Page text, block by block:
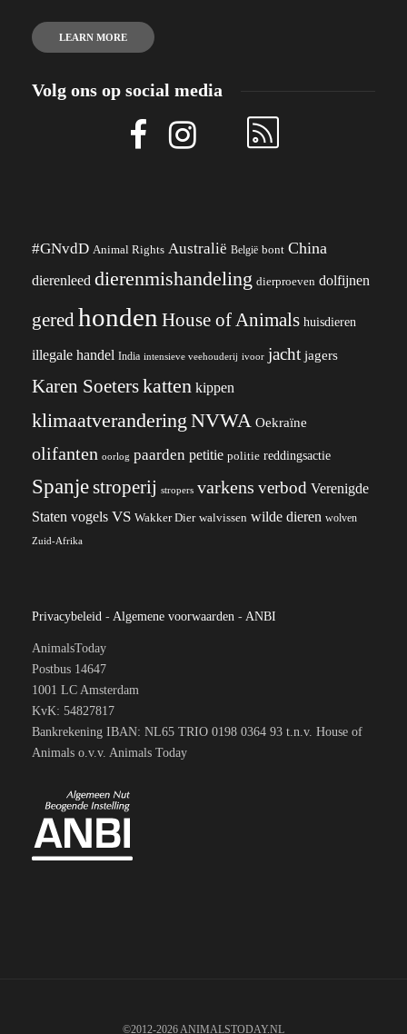
LEARN MORE
Volg ons op social media
#GNvdD Animal Rights Australië België bont China
dierenleed dierenmishandeling dierproeven dolfijnen
geredhonden House of Animals huisdieren
illegale handel India intensieve veehouderij ivoor jacht jagers
Karen Soeterskatten kippen
klimaatverandering NVWA Oekraïne
olifanten oorlog paarden petitie politie reddingsactie
Spanjestroperij stropers varkens verbod Verenigde
Staten vogels VS Wakker Dier walvissen wilde dieren wolven
Zuid-Afrika
Privacybeleid - Algemene voorwaarden - ANBI
AnimalsToday
Postbus 14647
1001 LC Amsterdam
KvK: 54827817
Bankrekening IBAN: NL65 TRIO 0198 0364 93 t.n.v. House of
Animals o.v.v. Animals Today
©2012-2026 ANIMALSTODAY.NL